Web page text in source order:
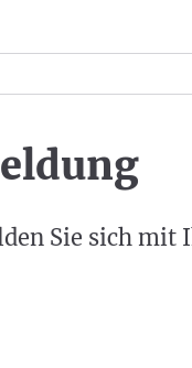
Sie sich mit